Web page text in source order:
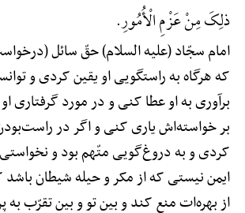
ذلِکَ مِنْ عَزْمِ الْأُمُورِ.
امام سجّاد (علیه السلام) حقّ سائل
که هرگاه به راستگویی او یقین کردی و
برآوری به او عطا کنی و در مورد گرفتاری
بر خواسته‌اش یاری کنی و اگر در
کردی و به دروغ‌گویی متّهم بود و
ایمن نیستی که از مکر و حیله شیطان باشد
از بهره‌ات منع کند و بین تو و بین تقرّب به